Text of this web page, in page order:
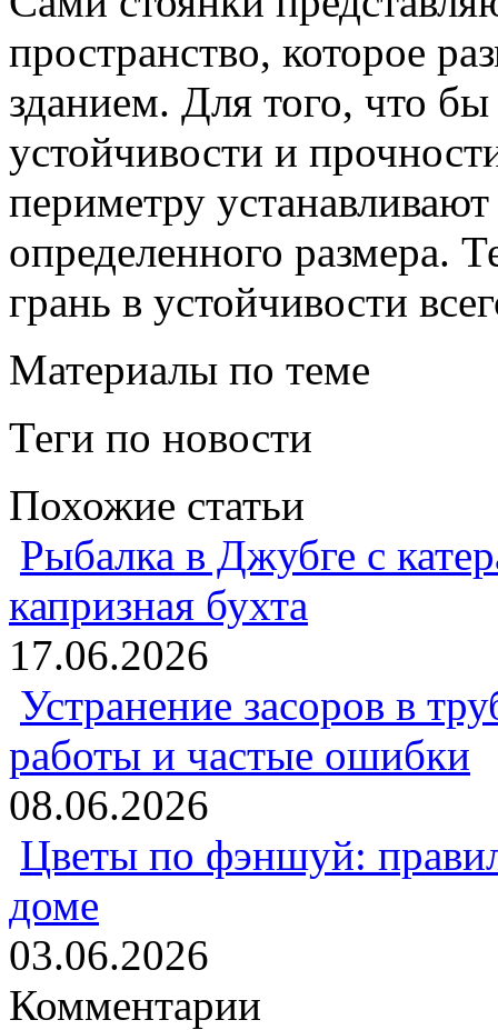
пространство, которое
зданием. Для того, что бы
устойчивости и
периметру
определенного размера.
грань в устойчивости
Материалы по теме
Теги по новости
Похожие статьи
Рыбалка в Джубге с
капризная бухта
17.06.2026
Устранение засоров в
работы и частые ошибки
08.06.2026
Цветы по фэншуй:
доме
03.06.2026
Комментарии